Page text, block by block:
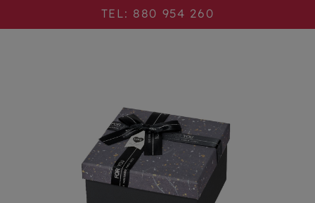
TEL: 880 954 260